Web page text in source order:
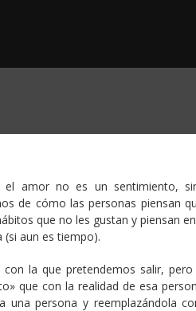
amor no es un sentimiento,
de cómo las personas piensan
que no les gustan y piensan
aun es tiempo).
la que pretendemos salir,
que con la realidad de esa
persona y reemplazándola